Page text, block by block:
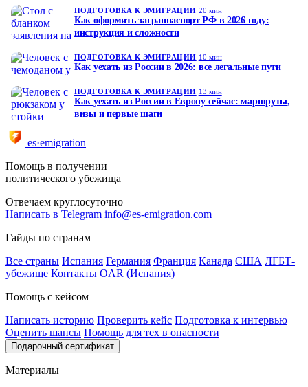
ПОДГОТОВКА К ЭМИГРАЦИИ 20 мин
Как оформить загранпаспорт РФ в 2026 году:
инструкция и сложности
ПОДГОТОВКА К ЭМИГРАЦИИ 10 мин
Как уехать из России в 2026: все легальные пути
ПОДГОТОВКА К ЭМИГРАЦИИ 13 мин
Как уехать из России в Европу сейчас: маршруты,
визы и первые шаги
es·emigration
Помощь в получении
политического убежища
Отвечаем круглосуточно
Написать в Telegram info@es-emigration.com
Гайды по странам
Все страны Испания Германия Франция Канада США ЛГБТ-
убежище Контакты OAR (Испания)
Помощь с кейсом
Написать историю Проверить кейс Подготовка к интервью
Оценить шансы Помощь для тех в опасности
Подарочный сертификат
Материалы